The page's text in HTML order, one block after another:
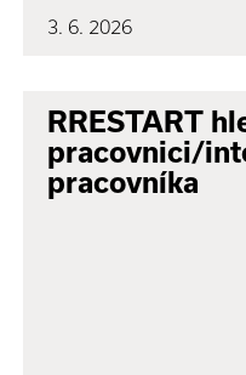
3. 6. 2026
RRESTART
pracovnici/
pracovníka